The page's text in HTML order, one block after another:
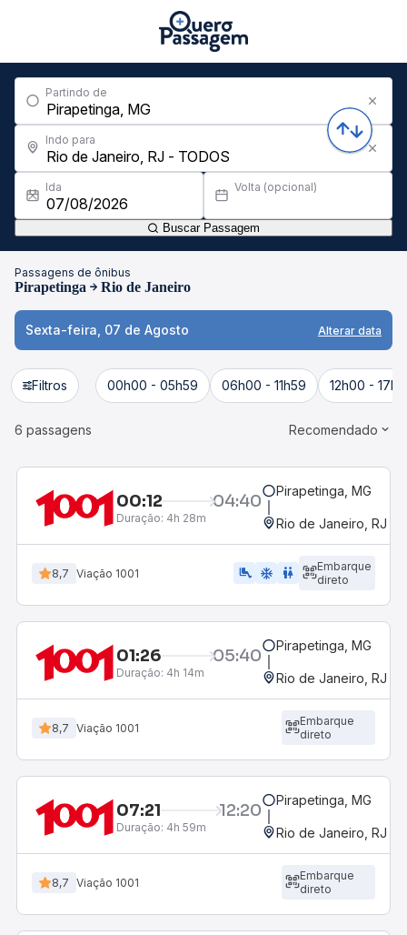
Partindo de
Indo para
Ida Volta (opcional)
Buscar Passagem
Passagens de ônibus
Pirapetinga Rio de Janeiro
Sexta-feira, 07 de Agosto Alterar data
Filtros 00h00 - 05h59 06h00 - 11h59 12h00 -
6 passagens Recomendado
00:12 04:40
Duração: 4h 28m
Pirapetinga, MG
Rio de Janeiro, RJ -
8,7 Viação 1001 airline_seat_legroom_extra ac_unit WC
Embarque
direto
01:26 05:40
Duração: 4h 14m
Pirapetinga, MG
Rio de Janeiro, RJ -
8,7 Viação 1001
Embarque
direto
07:21 12:20
Duração: 4h 59m
Pirapetinga, MG
Rio de Janeiro, RJ -
8,7 Viação 1001
Embarque
direto